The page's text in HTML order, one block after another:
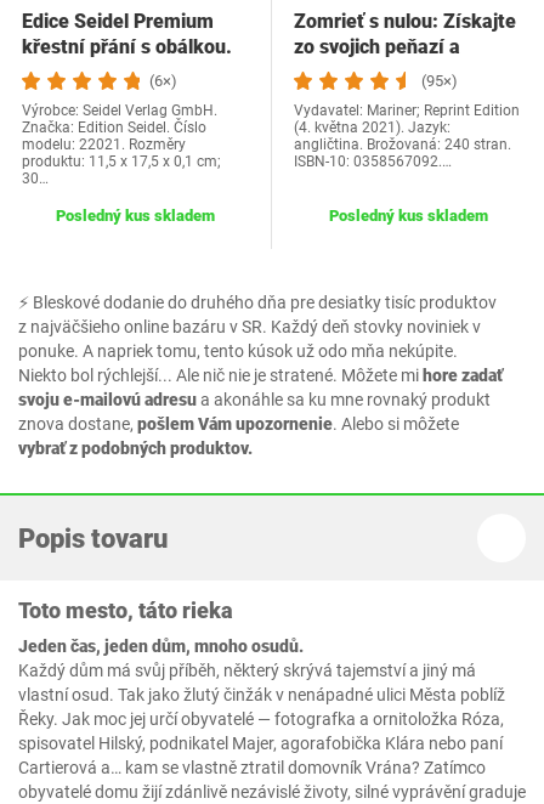
⚡ Bleskové dodanie do druhého dňa pre desiatky tisíc produktov
z najväčšieho online bazáru v SR. Každý deň stovky noviniek v
ponuke. A napriek tomu, tento kúsok už odo mňa nekúpite.
Niekto bol rýchlejší... Ale nič nie je stratené. Môžete mihore zadať
svoju e-mailovú adresua akonáhle sa ku mne rovnaký produkt
znova dostane, pošlem Vám upozornenie. Alebo si môžete
vybrať z podobných produktov.
Edice Seidel Premium
křestní přání s obálkou.
Přání ke křtu…(6×)
Výrobce: Seidel Verlag GmbH.
Značka: Edition Seidel. Číslo
modelu: 22021. Rozměry
produktu: 11,5 x 17,5 x 0,1 cm;
30…
Posledný kus skladem
Zomrieť s nulou: Získajte
zo svojich peňazí a
života…
(95×)
Vydavatel: Mariner; Reprint Edition
(4. května 2021). Jazyk:
angličtina. Brožovaná: 240 stran.
ISBN-10: 0358567092.…
Posledný kus skladem
Popis tovaru
Toto mesto, táto rieka
Jeden čas, jeden dům, mnoho osudů.
Každý dům má svůj příběh, některý skrývá tajemství a jiný má
vlastní osud. Tak jako žlutý činžák v nenápadné ulici Města poblíž
Řeky. Jak moc jej určí obyvatelé — fotografka a ornitoložka Róza,
spisovatel Hilský, podnikatel Majer, agorafobička Klára nebo paní
Cartierová a… kam se vlastně ztratil domovník Vrána? Zatímco
obyvatelé domu žijí zdánlivě nezávislé životy, silné vyprávění graduje